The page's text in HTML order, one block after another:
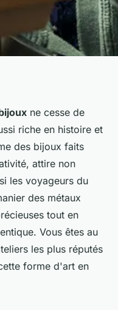
ateliers de
en
ne cesse de
riche en histoire et
des bijoux faits
attire non
les voyageurs du
des métaux
tout en
Vous êtes au
les plus réputés
forme d'art en